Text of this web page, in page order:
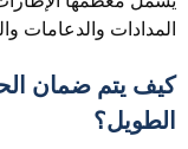
المدادات والدعامات
كيف يتم ضمان
الطويل؟